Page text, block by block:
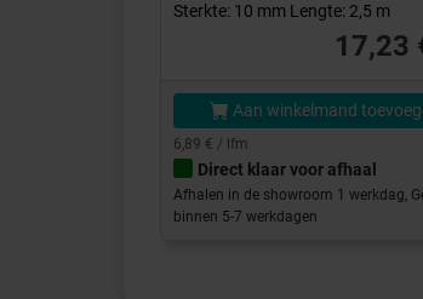
Sterkte: 10 mm Lengte: 2,5 m
17,23
Aan winkelmand
6,89 € / lfm
Direct klaar voor afhaal
Afhalen in de showroom 1 werkdag,
binnen 5-7 werkdagen